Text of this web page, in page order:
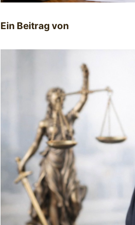
Ein Beitrag von